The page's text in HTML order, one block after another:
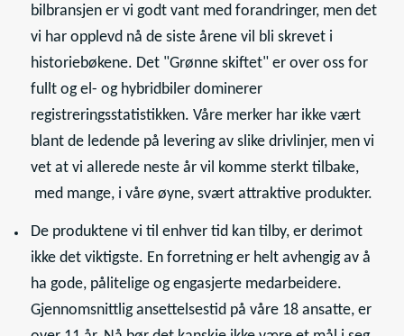
bilbransjen er vi godt vant med forandringer, men det
vi har opplevd nå de siste årene vil bli skrevet i
historiebøkene. Det "Grønne skiftet" er over oss for
fullt og el- og hybridbiler dominerer
registreringsstatistikken. Våre merker har ikke vært
blant de ledende på levering av slike drivlinjer, men vi
vet at vi allerede neste år vil komme sterkt tilbake,
med mange, i våre øyne, svært attraktive produkter.
De produktene vi til enhver tid kan tilby, er derimot
ikke det viktigste. En forretning er helt avhengig av å
ha gode, pålitelige og engasjerte medarbeidere.
Gjennomsnittlig ansettelsestid på våre 18 ansatte, er